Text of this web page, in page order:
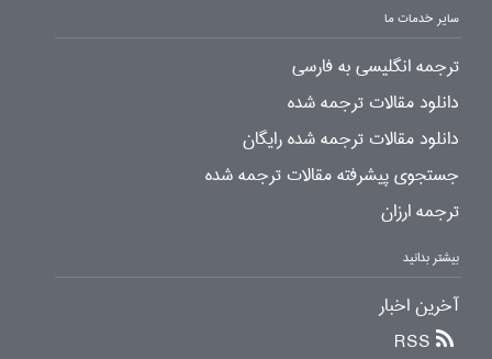
سایر خدمات ما
ترجمه انگلیسی به فارسی
دانلود مقالات ترجمه شده
دانلود مقالات ترجمه شده رایگان
جستجوی پیشرفته مقالات ترجمه شده
ترجمه ارزان
بیشتر بدانید
آخرین اخبار
RSS